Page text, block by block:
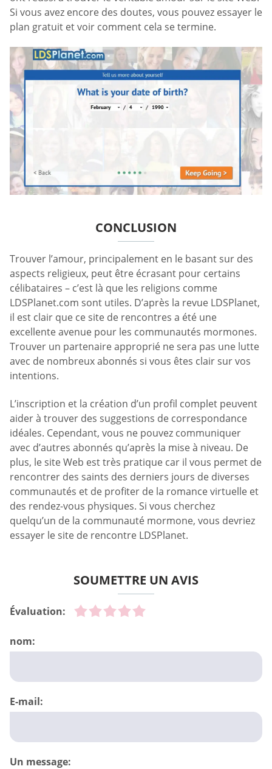
Si vous avez encore des doutes, vous pouvez essayer le
plan gratuit et voir comment cela se termine.
CONCLUSION
Trouver l’amour, principalement en le basant sur des
aspects religieux, peut être écrasant pour certains
célibataires – c’est là que les religions comme
LDSPlanet.com sont utiles. D’après la revue LDSPlanet,
il est clair que ce site de rencontres a été une
excellente avenue pour les communautés mormones.
Trouver un partenaire approprié ne sera pas une lutte
avec de nombreux abonnés si vous êtes clair sur vos
intentions.
L’inscription et la création d’un profil complet peuvent
aider à trouver des suggestions de correspondance
idéales. Cependant, vous ne pouvez communiquer
avec d’autres abonnés qu’après la mise à niveau. De
plus, le site Web est très pratique car il vous permet de
rencontrer des saints des derniers jours de diverses
communautés et de profiter de la romance virtuelle et
des rendez-vous physiques. Si vous cherchez
quelqu’un de la communauté mormone, vous devriez
essayer le site de rencontre LDSPlanet.
SOUMETTRE UN AVIS
Évaluation:
nom:
E-mail:
Un message: